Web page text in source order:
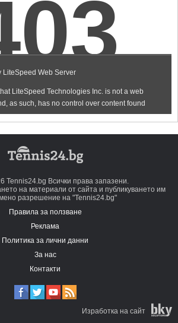
Tennis24.bg Всички права запазени.
на материали от сайта и публикуването им
разрешение на "Tennis24.bg"
Правила за ползване
Реклама
Политика за лични данни
За нас
Контакти
Изработка на сайт